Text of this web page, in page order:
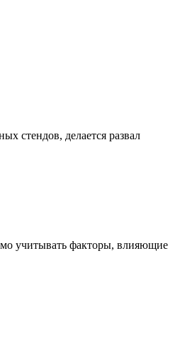
стендов, делается развал
учитывать факторы, влияющие